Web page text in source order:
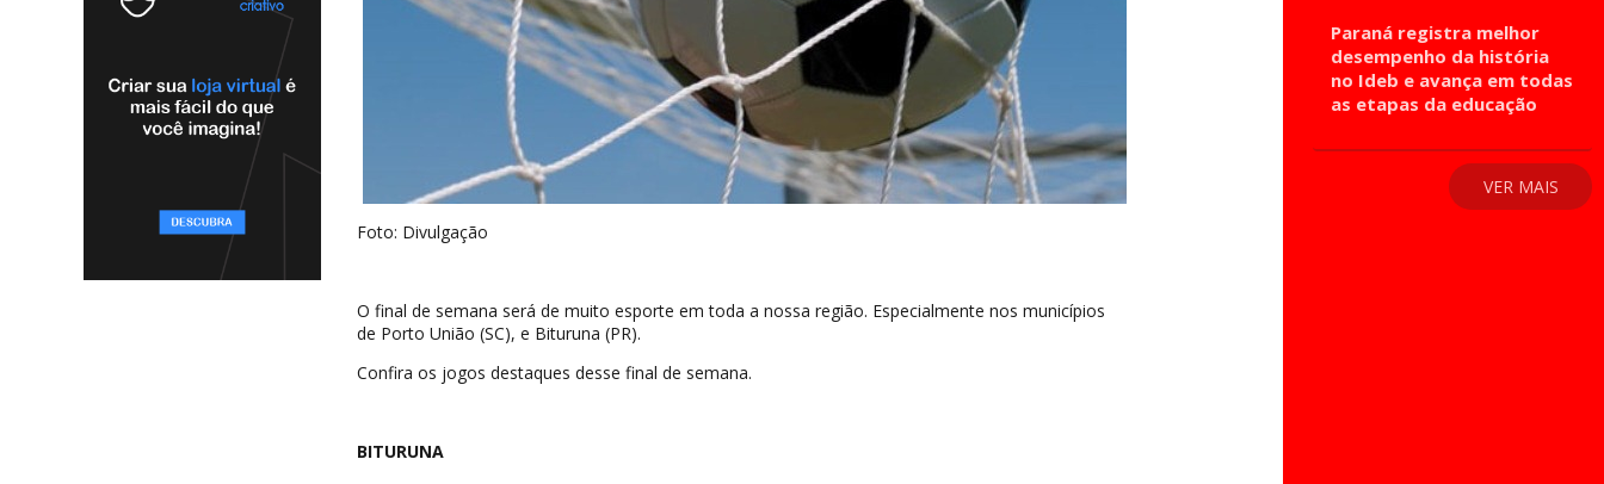
Foto: Divulgação
O final de semana será de muito esporte em toda a nossa região. Especialmente nos municípios
de Porto União (SC), e Bituruna (PR).
Confira os jogos destaques desse final de semana.
BITURUNA
Paraná registra melhor
desempenho da história
no Ideb e avança em todas
as etapas da educação
VER MAIS